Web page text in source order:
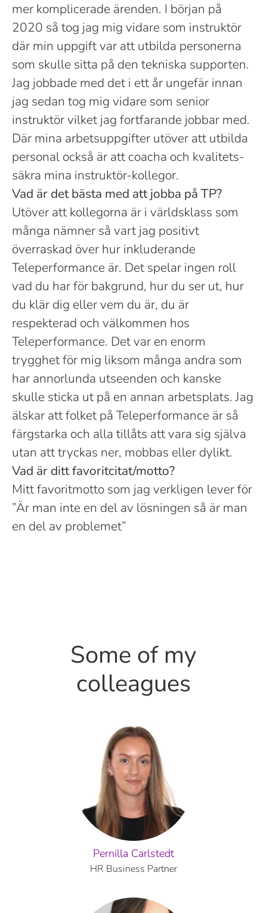
mer komplicerade ärenden. I början på
2020 så tog jag mig vidare som instruktör
där min uppgift var att utbilda personerna
som skulle sitta på den tekniska supporten.
Jag jobbade med det i ett år ungefär innan
jag sedan tog mig vidare som senior
instruktör vilket jag fortfarande jobbar med.
Där mina arbetsuppgifter utöver att utbilda
personal också är att coacha och kvalitets-
säkra mina instruktör-kollegor.
Vad är det bästa med att jobba på TP?
Utöver att kollegorna är i världsklass som
många nämner så vart jag positivt
överraskad över hur inkluderande
Teleperformance är. Det spelar ingen roll
vad du har för bakgrund, hur du ser ut, hur
du klär dig eller vem du är, du är
respekterad och välkommen hos
Teleperformance. Det var en enorm
trygghet för mig liksom många andra som
har annorlunda utseenden och kanske
skulle sticka ut på en annan arbetsplats. Jag
älskar att folket på Teleperformance är så
färgstarka och alla tillåts att vara sig själva
utan att tryckas ner, mobbas eller dylikt.
Vad är ditt favoritcitat/motto?
Mitt favoritmotto som jag verkligen lever för
”Är man inte en del av lösningen så är man
en del av problemet”
Some of my
colleagues
Pernilla Carlstedt
HR Business Partner